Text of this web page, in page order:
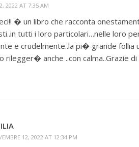
2022 AT 7:35 AM
� un libro che racconta
tutti i loro particolari…nelle loro
e crudelmente..la pi� grande follia
rilegger� anche ..con calma..Grazie di
12, 2022 AT 12:34 PM